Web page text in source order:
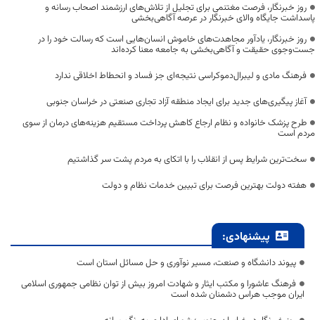
روز خبرنگار، فرصت مغتنمی برای تجلیل از تلاش‌های ارزشمند اصحاب رسانه و
پاسداشت جایگاه والای خبرنگار در عرصه آگاهی‌بخشی
روز خبرنگار، یادآور مجاهدت‌های خاموش انسان‌هایی است که رسالت خود را در
جست‌وجوی حقیقت و آگاهی‌بخشی به جامعه معنا کرده‌اند
فرهنگ مادی و لیبرال‌دموکراسی نتیجه‌ای جز فساد و انحطاط اخلاقی ندارد
آغاز پیگیری‌های جدید برای ایجاد منطقه آزاد تجاری صنعتی در خراسان جنوبی
طرح پزشک خانواده و نظام ارجاع کاهش پرداخت مستقیم هزینه‌های درمان از سوی
مردم است
سخت‌ترین شرایط پس از انقلاب را با اتکای به مردم پشت سر گذاشتیم
هفته دولت بهترین فرصت برای تبیین خدمات نظام و دولت
پیشنهادی:
پیوند دانشگاه و صنعت، مسیر نوآوری و حل مسائل استان است
فرهنگ عاشورا و مکتب ایثار و شهادت امروز بیش از توان نظامی جمهوری اسلامی
ایران موجب هراس دشمنان شده است